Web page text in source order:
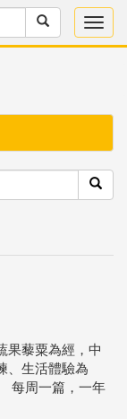
果藜粟為經，中
、生活體驗為
每周一篇，一年